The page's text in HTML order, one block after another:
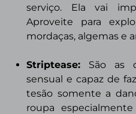
serviço. Ela vai
Aproveite para
mordaças, algemas e
Striptease: São as
sensual e capaz de
tesão somente a
roupa